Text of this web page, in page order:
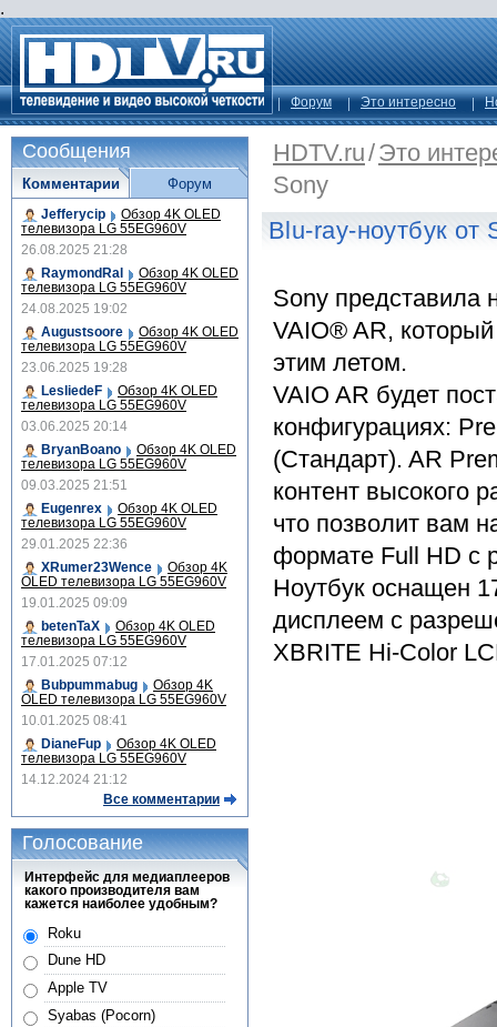
.
Форум Это интересно
HDTV.ru/Это
Sony
Blu-ray-ноутбук от
Sony представила
VAIO® AR,
этим летом.
VAIO AR будет
конфигурациях:
(Стандарт). AR
контент высокого
что позволит вам
формате Full HD с
Ноутбук оснащен
дисплеем с
XBRITE Hi-Color
Сообщения
Комментарии
Jefferycip Обзор 4K OLED
телевизора LG 55EG960V
26.08.2025 21:28
RaymondRal
Обзор 4K OLED
телевизора LG 55EG960V
24.08.2025 19:02
Augustsoore
Обзор 4K OLED
телевизора LG 55EG960V
23.06.2025 19:28
LesliedeF
Обзор 4K OLED
телевизора LG 55EG960V
03.06.2025 20:14
BryanBoano
Обзор 4K OLED
телевизора LG 55EG960V
09.03.2025 21:51
Eugenrex
Обзор 4K OLED
телевизора LG 55EG960V
29.01.2025 22:36
XRumer23Wence
Обзор 4K
OLED телевизора LG 55EG960V
19.01.2025 09:09
betenTaX
Обзор 4K OLED
телевизора LG 55EG960V
17.01.2025 07:12
Bubpummabug
Обзор 4K
OLED телевизора LG 55EG960V
10.01.2025 08:41
DianeFup
Обзор 4K OLED
телевизора LG 55EG960V
14.12.2024 21:12
Все комментарии
Форум
Голосование
Интерфейс для медиаплееров
какого производителя вам
кажется наиболее удобным?
Roku
Dune HD
Apple TV
Syabas (Pocorn)